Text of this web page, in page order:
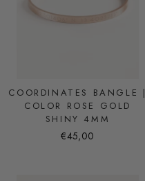
COORDINATES BANGLE |
COLOR ROSE GOLD
SHINY 4MM
€45,00